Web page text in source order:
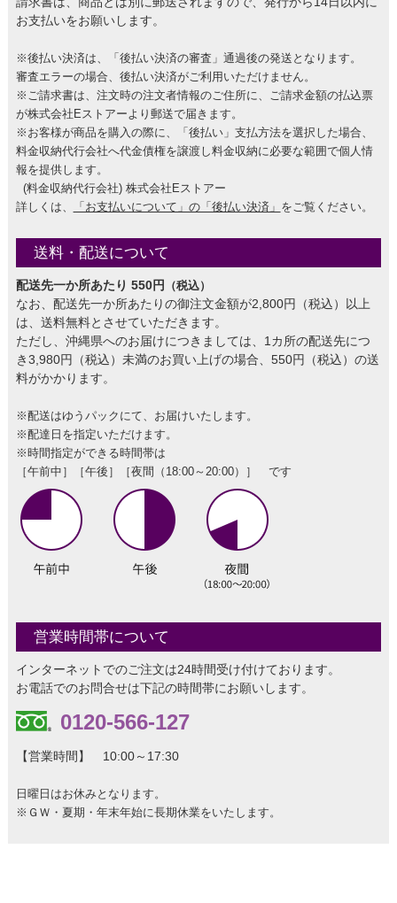
お支払いをお願いします。
※後払い決済は、「後払い決済の審査」通過後の発送となります。
審査エラーの場合、後払い決済がご利用いただけません。
※ご請求書は、注文時の注文者情報のご住所に、ご請求金額の払込票
が株式会社Eストアーより郵送で届きます。
※お客様が商品を購入の際に、「後払い」支払方法を選択した場合、
料金収納代行会社へ代金債権を譲渡し料金収納に必要な範囲で個人情
報を提供します。
(料金収納代行会社) 株式会社Eストアー
詳しくは、
「お支払いについて」の「後払い決済」 をご覧ください。
送料・配送について
配送先一か所あたり 550円 （税込）
なお、配送先一か所あたりの御注文金額が2,800円（税込）以上
は、送料無料とさせていただきます。
ただし、沖縄県へのお届けにつきましては、1カ所の配送先につ
き3,980円（税込）未満のお買い上げの場合、550円（税込）の送
料がかかります。
※配送はゆうパックにて、お届けいたします。
※配達日を指定いただけます。
※時間指定ができる時間帯は
［午前中］［午後］［夜間（18:00～20:00）］ です
営業時間帯について
インターネットでのご注文は24時間受け付けております。
お電話でのお問合せは下記の時間帯にお願いします。
0120-566-127
【営業時間】 10:00～17:30
日曜日はお休みとなります。
※ＧＷ・夏期・年末年始に長期休業をいたします。